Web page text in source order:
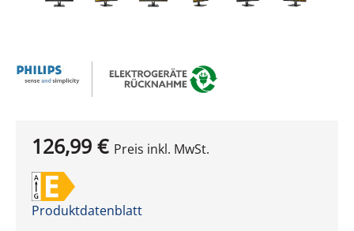
126,99 € Preis inkl. MwSt.
Produktdatenblatt